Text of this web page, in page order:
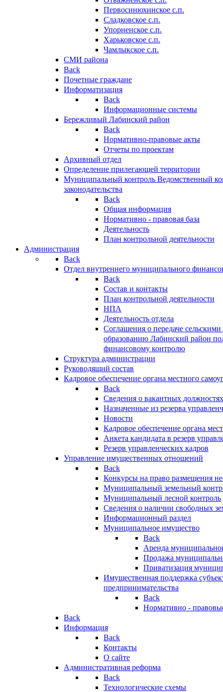
Первосинюхинское с.п.
Сладковское с.п.
Упорненское с.п.
Харьковское с.п.
Чамлыкское с.п.
СМИ района
Back
Почетные граждане
Информатизация
Back
Информационные системы
Бережливый Лабинский район
Back
Нормативно-правовые акты
Отчеты по проектам
Архивный отдел
Определение прилегающей территории
Муниципальный контроль Ведомственный
законодательства
Back
Общая информация
Нормативно - правовая база
Деятельность
План контрольной деятельности
Администрация
Back
Отдел внутреннего муниципального
Back
Состав и контакты
План контрольной деятельности
НПА
Деятельность отдела
Соглашения о передаче
образованию Лабинский район
финансовому контролю
Структура администрации
Руководящий состав
Кадровое обеспечение органа местного
Back
Сведения о вакантных
Назначенные из резерва
Новости
Кадровое обеспечение органа
Анкета кандидата в резерв
Резерв управленческих кадров
Управление имущественных отношений
Back
Конкурсы на право размещения
Муниципальный земельный
Муниципальный лесной контроль
Сведения о наличии свободных
Информационный раздел
Муниципальное имущество
Back
Аренда
Продажа
Приватизация
Имущественная поддержка
предпринимательства
Back
Нормативно -
Back
Информация
Back
Контакты
О сайте
Административная реформа
Back
Технологические схемы